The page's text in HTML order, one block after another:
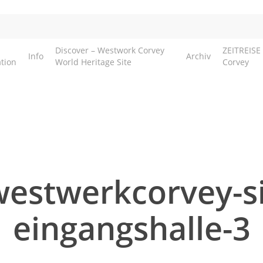
Info
Discover – Westwork Corvey
World Heritage Site
Archiv
ZEITREISE
Corvey
eingangshalle-3